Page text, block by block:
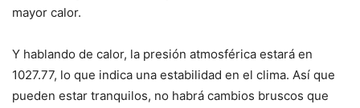
mayor calor.
Y hablando de calor, la presión atmosférica estará en
1027.77, lo que indica una estabilidad en el clima. Así que
pueden estar tranquilos, no habrá cambios bruscos que